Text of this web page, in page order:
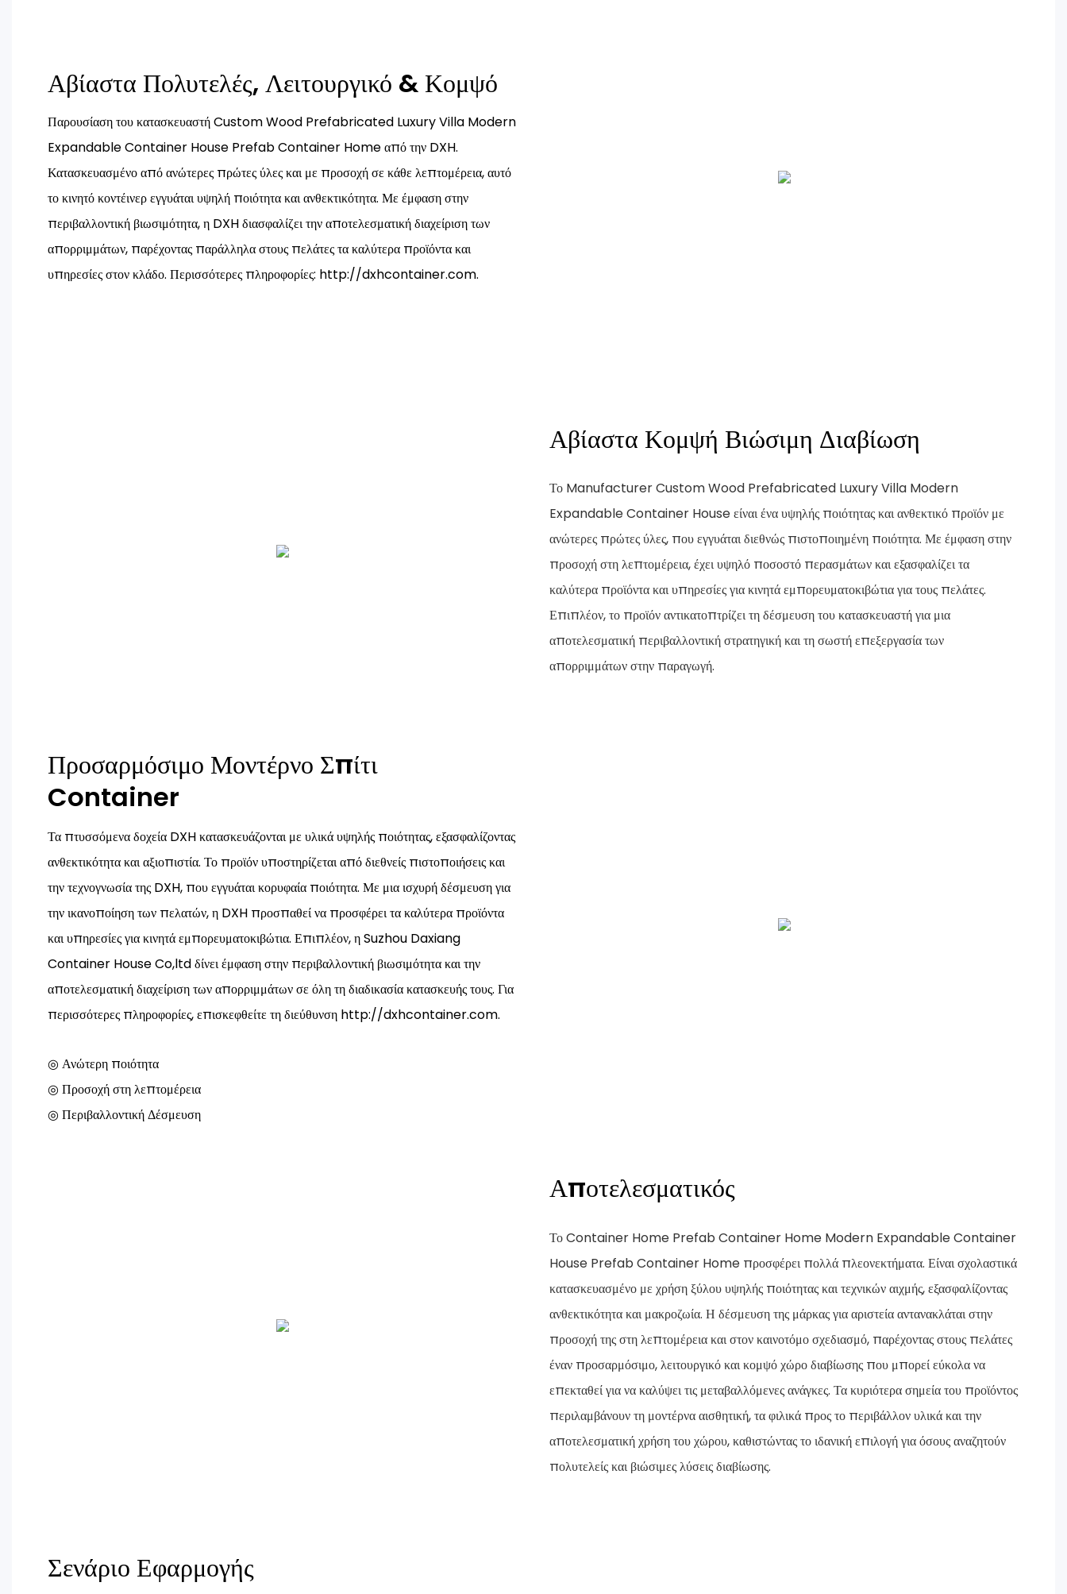
Αβίαστα Πολυτελές, Λειτουργικό & Κομψό
Παρουσίαση του κατασκευαστή Custom Wood Prefabricated Luxury Villa Modern
Expandable Container House Prefab Container Home από την DXH.
Κατασκευασμένο από ανώτερες πρώτες ύλες και με προσοχή σε κάθε λεπτομέρεια, αυτό
το κινητό κοντέινερ εγγυάται υψηλή ποιότητα και ανθεκτικότητα. Με έμφαση στην
περιβαλλοντική βιωσιμότητα, η DXH διασφαλίζει την αποτελεσματική διαχείριση των
απορριμμάτων, παρέχοντας παράλληλα στους πελάτες τα καλύτερα προϊόντα και
υπηρεσίες στον κλάδο. Περισσότερες πληροφορίες: http://dxhcontainer.com.
Αβίαστα Κομψή Βιώσιμη Διαβίωση
Το Manufacturer Custom Wood Prefabricated Luxury Villa Modern
Expandable Container House είναι ένα υψηλής ποιότητας και ανθεκτικό προϊόν με
ανώτερες πρώτες ύλες, που εγγυάται διεθνώς πιστοποιημένη ποιότητα. Με έμφαση στην
προσοχή στη λεπτομέρεια, έχει υψηλό ποσοστό περασμάτων και εξασφαλίζει τα
καλύτερα προϊόντα και υπηρεσίες για κινητά εμπορευματοκιβώτια για τους πελάτες.
Επιπλέον, το προϊόν αντικατοπτρίζει τη δέσμευση του κατασκευαστή για μια
αποτελεσματική περιβαλλοντική στρατηγική και τη σωστή επεξεργασία των
απορριμμάτων στην παραγωγή.
Προσαρμόσιμο Μοντέρνο Σπίτι
Container
Τα πτυσσόμενα δοχεία DXH κατασκευάζονται με υλικά υψηλής ποιότητας, εξασφαλίζοντας
ανθεκτικότητα και αξιοπιστία. Το προϊόν υποστηρίζεται από διεθνείς πιστοποιήσεις και
την τεχνογνωσία της DXH, που εγγυάται κορυφαία ποιότητα. Με μια ισχυρή δέσμευση για
την ικανοποίηση των πελατών, η DXH προσπαθεί να προσφέρει τα καλύτερα προϊόντα
και υπηρεσίες για κινητά εμπορευματοκιβώτια. Επιπλέον, η Suzhou Daxiang
Container House Co,ltd δίνει έμφαση στην περιβαλλοντική βιωσιμότητα και την
αποτελεσματική διαχείριση των απορριμμάτων σε όλη τη διαδικασία κατασκευής τους. Για
περισσότερες πληροφορίες, επισκεφθείτε τη διεύθυνση http://dxhcontainer.com.
◎ Ανώτερη ποιότητα
◎ Προσοχή στη λεπτομέρεια
◎ Περιβαλλοντική Δέσμευση
Αποτελεσματικός
Το Container Home Prefab Container Home Modern Expandable Container
House Prefab Container Home προσφέρει πολλά πλεονεκτήματα. Είναι σχολαστικά
κατασκευασμένο με χρήση ξύλου υψηλής ποιότητας και τεχνικών αιχμής, εξασφαλίζοντας
ανθεκτικότητα και μακροζωία. Η δέσμευση της μάρκας για αριστεία αντανακλάται στην
προσοχή της στη λεπτομέρεια και στον καινοτόμο σχεδιασμό, παρέχοντας στους πελάτες
έναν προσαρμόσιμο, λειτουργικό και κομψό χώρο διαβίωσης που μπορεί εύκολα να
επεκταθεί για να καλύψει τις μεταβαλλόμενες ανάγκες. Τα κυριότερα σημεία του προϊόντος
περιλαμβάνουν τη μοντέρνα αισθητική, τα φιλικά προς το περιβάλλον υλικά και την
αποτελεσματική χρήση του χώρου, καθιστώντας το ιδανική επιλογή για όσους αναζητούν
πολυτελείς και βιώσιμες λύσεις διαβίωσης.
Σενάριο Εφαρμογής